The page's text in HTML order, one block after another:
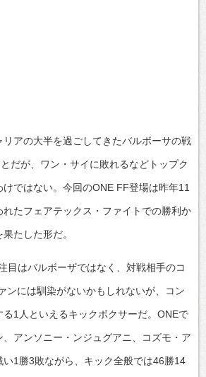
アの大半を過ごしてきたバルボーサの戦
だが、ワン・サイに敗れるなどトップク
ではない。今回のONE FF登場は昨年11
れたフェアテックス・ファイトでの勝利か
たした形だ。
目はバルボーザではなく、対戦相手のコ
ンには馴染がないかもしれないが、コン
1人といえるキックボクサーだ。ONEで
アンソニー・ンジュグアニ、コズモ・ア
い1勝3敗ながら、キック全般では46勝14